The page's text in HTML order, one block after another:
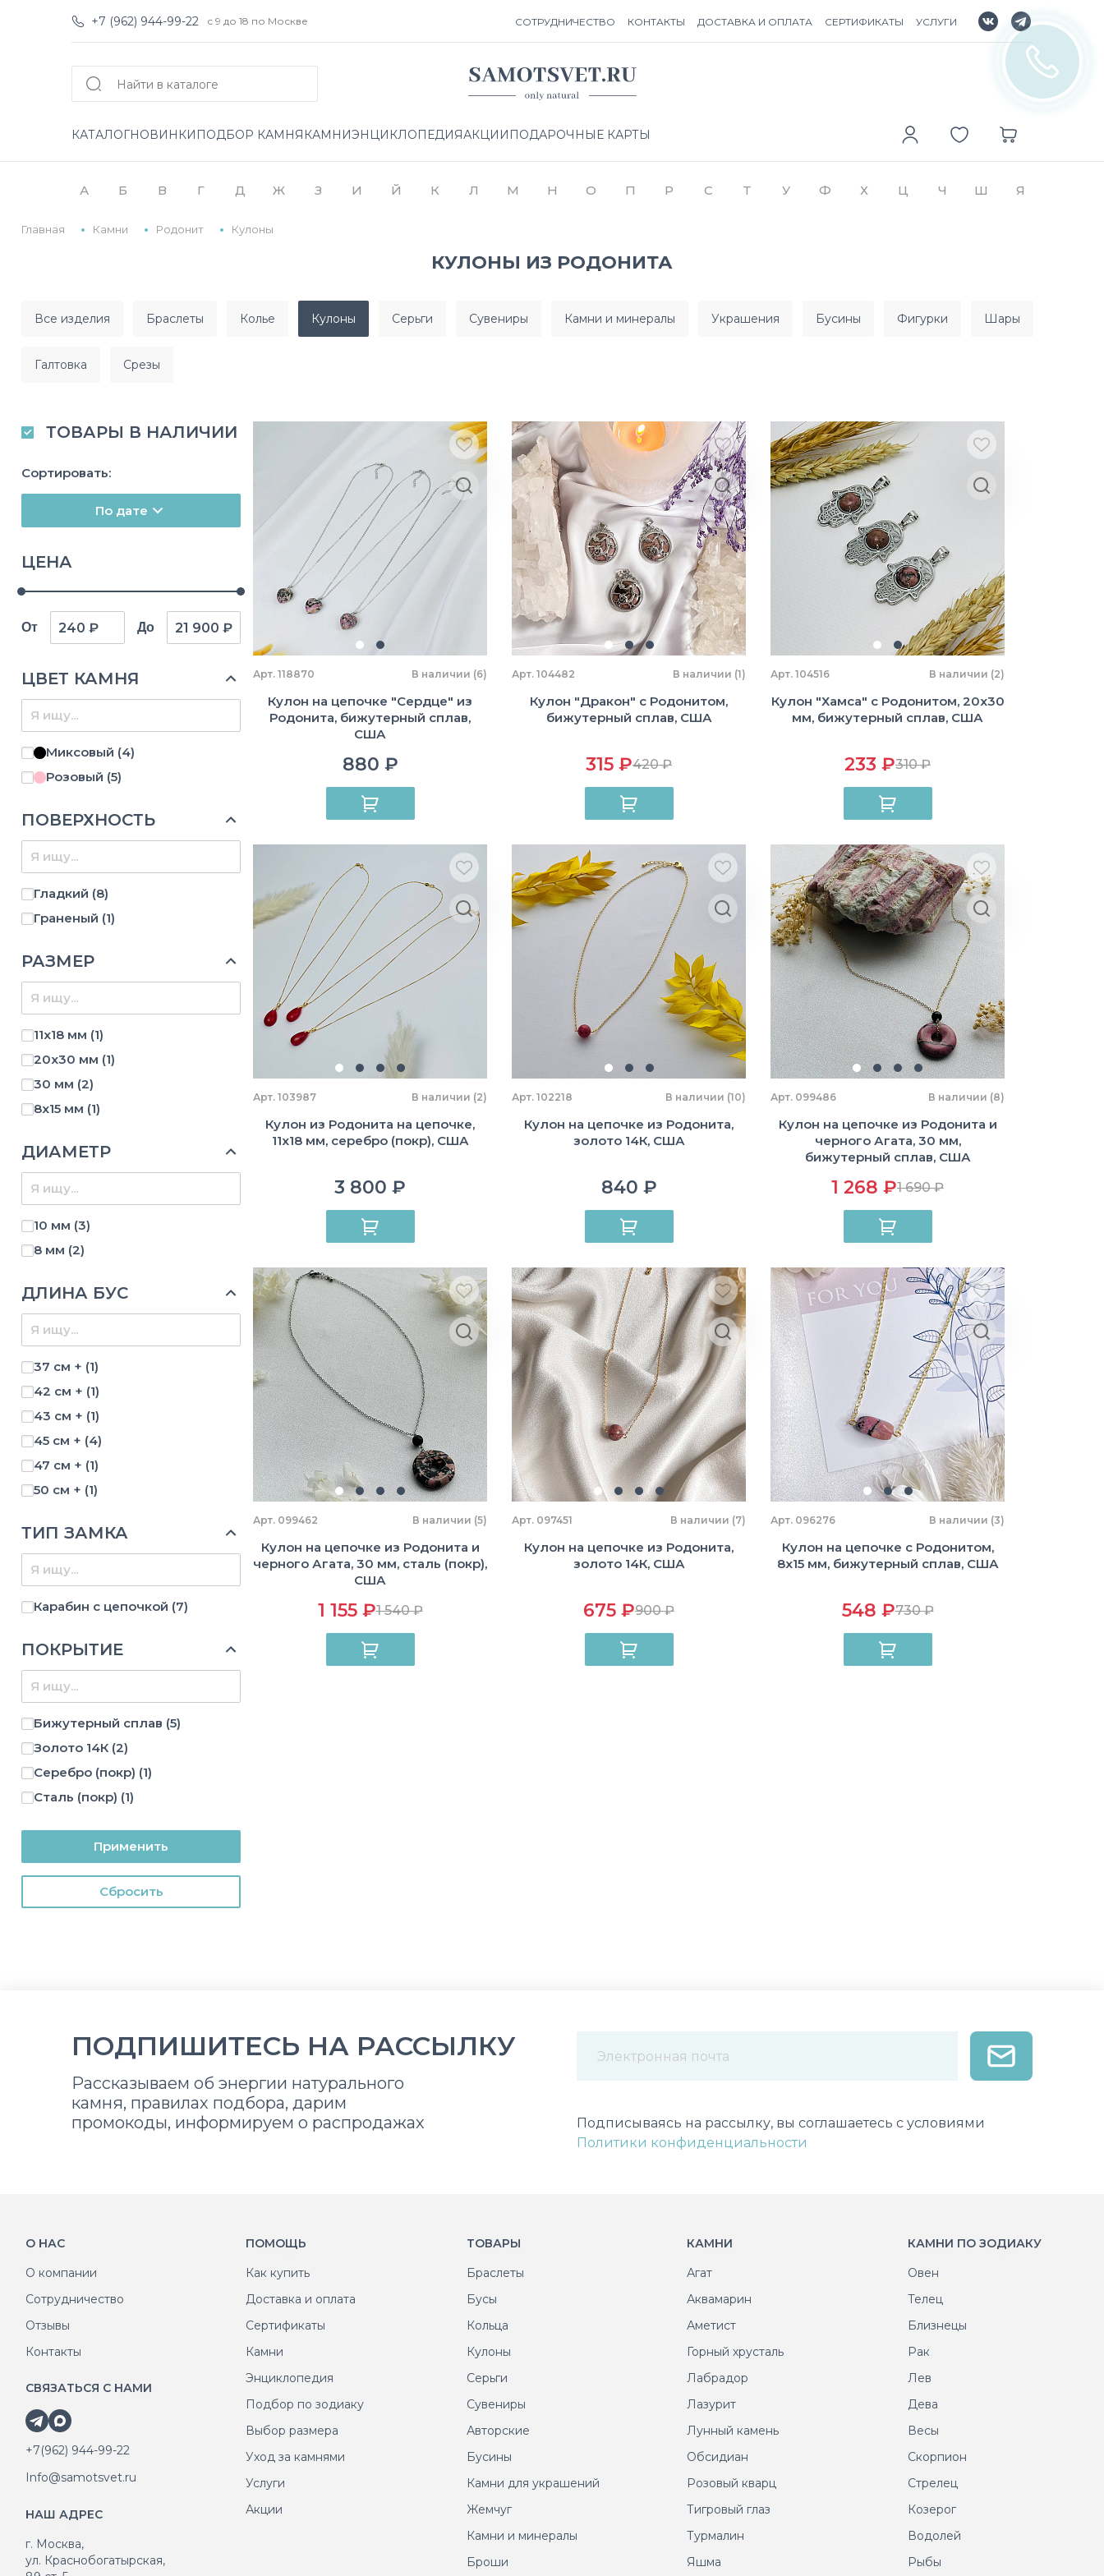
+7 (962) 944-99-22 с 9 до 18 по Москве СОТРУДНИЧЕСТВО КОНТАКТЫ ДОСТАВКА И ОПЛАТА СЕРТИФИКАТЫ УСЛУГИ
КАТАЛОГНОВИНКИ ПОДБОР КАМНЯ КАМНИЭНЦИКЛОПЕДИЯАКЦИИ ПОДАРОЧНЫЕ КАРТЫ
А Б В Г Д Ж З И Й К Л М Н О П Р С Т У Ф Х Ц Ч Ш Я
Главная Камни Родонит Кулоны
КУЛОНЫ ИЗ РОДОНИТА
все изделия браслеты колье кулоны серьги сувениры камни и минералы украшения бусины фигурки шары
галтовка срезы
ТОВАРЫ В НАЛИЧИИ
Сортировать:
По дате
ЦЕНА
От До
ЦВЕТ КАМНЯ
Миксовый (4)
Розовый (5)
ПОВЕРХНОСТЬ
Гладкий (8)
Граненый (1)
РАЗМЕР
11х18 мм (1)
20х30 мм (1)
30 мм (2)
8х15 мм (1)
ДИАМЕТР
10 мм (3)
8 мм (2)
ДЛИНА БУС
37 см + (1)
42 см + (1)
43 см + (1)
45 см + (4)
47 см + (1)
50 см + (1)
ТИП ЗАМКА
Карабин с цепочкой (7)
ПОКРЫТИЕ
Бижутерный сплав (5)
Золото 14К (2)
Серебро (покр) (1)
Сталь (покр) (1)
Применить
Cбросить
Арт. 118870 В наличии (6)
Кулон на цепочке "Сердце" из
Родонита, бижутерный сплав,
США
880 ₽
Арт. 104482 В наличии (1)
Кулон "Дракон" с Родонитом,
бижутерный сплав, США
315 ₽420 ₽
Арт. 104516 В наличии (2)
Кулон "Хамса" с Родонитом, 20х30
мм, бижутерный сплав, США
233 ₽310 ₽
Арт. 103987 В наличии (2)
Кулон из Родонита на цепочке,
11х18 мм, серебро (покр), США
3 800 ₽
Арт. 102218 В наличии (10)
Кулон на цепочке из Родонита,
золото 14К, США
840 ₽
Арт. 099486 В наличии (8)
Кулон на цепочке из Родонита и
черного Агата, 30 мм,
бижутерный сплав, США
1 268 ₽1 690 ₽
Арт. 099462 В наличии (5)
Кулон на цепочке из Родонита и
черного Агата, 30 мм, сталь (покр),
США
1 155 ₽1 540 ₽
Арт. 097451 В наличии (7)
Кулон на цепочке из Родонита,
золото 14К, США
675 ₽900 ₽
Арт. 096276 В наличии (3)
Кулон на цепочке с Родонитом,
8х15 мм, бижутерный сплав, США
548 ₽730 ₽
ПОДПИШИТЕСЬ НА РАССЫЛКУ
Рассказываем об энергии натурального
камня, правилах подбора, дарим
промокоды, информируем о распродажах
Подписываясь на рассылку, вы соглашаетесь с условиями
Политики конфиденциальности
О НАС
О компании
Сотрудничество
Отзывы
Контакты
СВЯЗАТЬСЯ С НАМИ
+7(962) 944-99-22
Info@samotsvet.ru
НАШ АДРЕС
г. Москва,
ул. Краснобогатырская,
ПОМОЩЬ
Как купить
Доставка и оплата
Сертификаты
Камни
Энциклопедия
Подбор по зодиаку
Выбор размера
Уход за камнями
Услуги
Акции
ТОВАРЫ
Браслеты
Бусы
Кольца
Кулоны
Серьги
Сувениры
Авторские
Бусины
Камни для украшений
Жемчуг
Камни и минералы
Броши
КАМНИ
Агат
Аквамарин
Аметист
Горный хрусталь
Лабрадор
Лазурит
Лунный камень
Обсидиан
Розовый кварц
Тигровый глаз
Турмалин
Яшма
КАМНИ ПО ЗОДИАКУ
Овен
Телец
Близнецы
Рак
Лев
Дева
Весы
Скорпион
Стрелец
Козерог
Водолей
Рыбы